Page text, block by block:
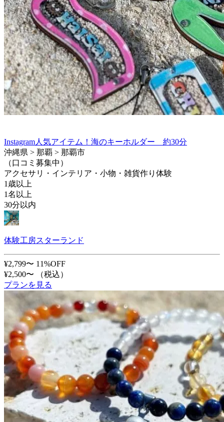
Instagram人気アイテム！海のキーホルダー 約30分
沖縄県 > 那覇 > 那覇市
（口コミ募集中）
アクセサリ・インテリア・小物・雑貨作り体験
1歳以上
1名以上
30分以内
体験工房スターランド
¥2,799〜 11%OFF
¥2,500〜
（税込）
プランを見る